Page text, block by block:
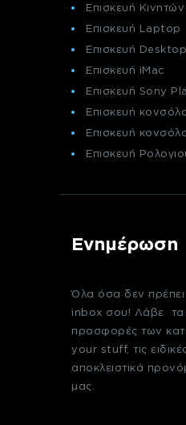
Επισκευή Κινητών
Επισκευή Laptop
Επισκευή Desktop
Επισκευή iMac
Επισκευή Sony
Επισκευή
Επισκευή
Επισκευή
Ενημέρωση
Όλα όσα δεν πρέπει
inbox σου! Λάβε τα
προσφορές των
your stuff, τις
αποκλειστικά
μας.